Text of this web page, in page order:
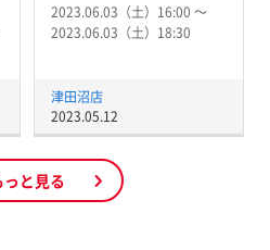
2023.06.03（土）16:00 〜
2023.06.03（土）18:30
津田沼店
2023.05.12
っと見る